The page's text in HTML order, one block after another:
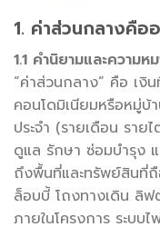
1. ค่าส่วนกลางคืออ
1.1 คำนิยามและความห
“ค่าส่วนกลาง” คือ เงิ
คอนโดมิเนียมหรือหมู่บ้
ประจำ (รายเดือน ราย
ดูแล รักษา ซ่อมบำรุง
ถึงพื้นที่และทรัพย์สินที่ถื
ล็อบบี้ โถงทางเดิน ลิ
ภายในโครงการ ระบบ